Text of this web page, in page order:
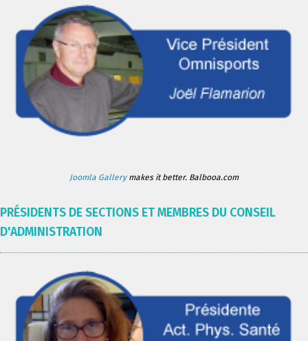
Joomla Gallerymakes it better. Balbooa.com
PRÉSIDENTS DE SECTIONS ET MEMBRES DU CONSEIL
D'ADMINISTRATION